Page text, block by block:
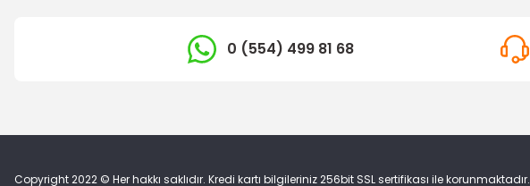
0 (554) 499 81 68
Copyright 2022 © Her hakkı saklıdır. Kredi kartı bilgileriniz 256bit SSL sertifikası ile korunmaktadır.